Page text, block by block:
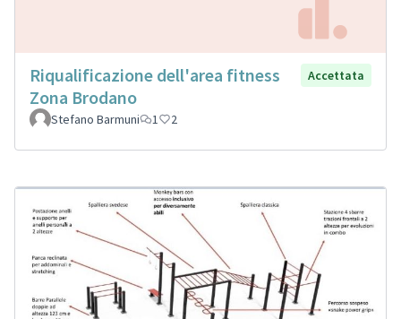
Riqualificazione dell'area fitness
Zona Brodano
Accettata
Stefano Barmuni 1 2